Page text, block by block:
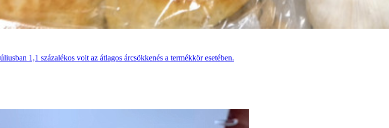
1,1 százalékos volt az átlagos árcsökkenés a termékkör esetében.